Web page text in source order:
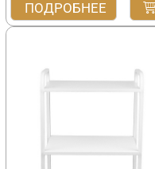
ПОДРОБНЕЕ